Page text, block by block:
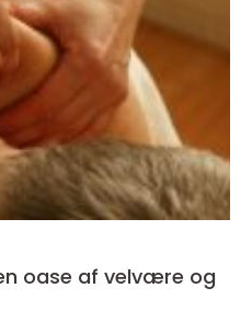
oase af velvære og